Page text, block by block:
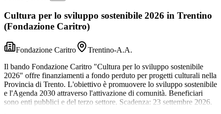
Cultura per lo sviluppo sostenibile 2026 in Trentino
(Fondazione Caritro)
Fondazione Caritro
Trentino-A.A.
Il bando Fondazione Caritro "Cultura per lo sviluppo sostenibile
2026" offre finanziamenti a fondo perduto per progetti culturali nella
Provincia di Trento. L'obiettivo è promuovere lo sviluppo sostenibile
e l'Agenda 2030 attraverso l'attivazione di comunità. Beneficiari
sono enti pubblici e del terzo settore. Scadenza: 23 settembre 2026.